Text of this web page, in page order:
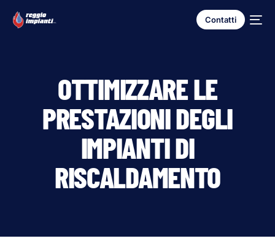
Contatti
OTTIMIZZARE LE
PRESTAZIONI DEGLI
IMPIANTI DI
RISCALDAMENTO